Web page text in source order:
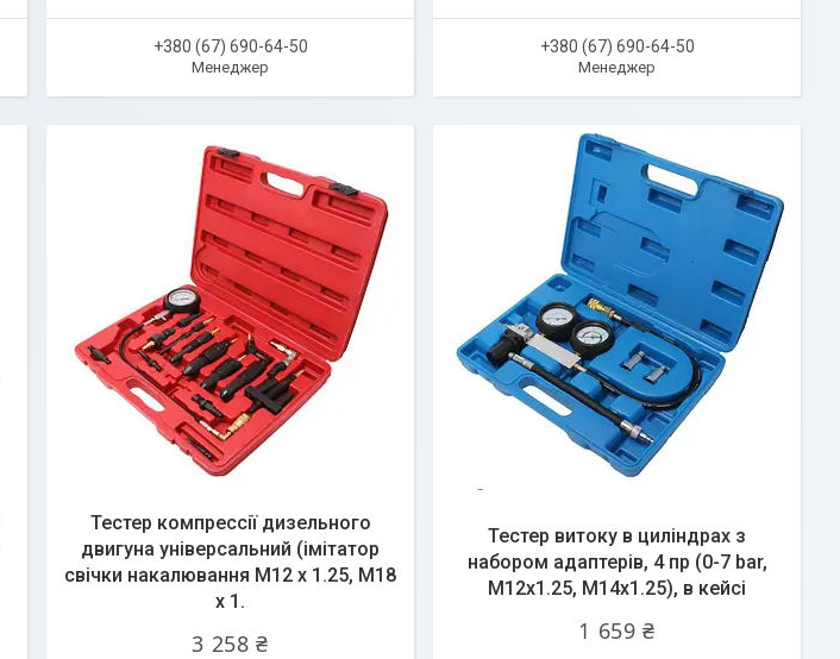
+380 (67) 690-64-50
Менеджер
+380 (67) 690-64-50
Менеджер
Тестер компрессії дизельного
двигуна універсальний (імітатор
свічки накалювання M12 x 1.25, M18
x 1.
3 258 ₴
Тестер витоку в циліндрах з
набором адаптерів, 4 пр (0-7 bar,
М12х1.25, М14х1.25), в кейсі
1 659 ₴